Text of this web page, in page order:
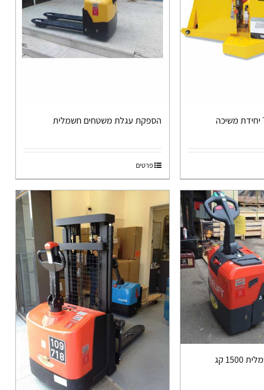
Tug TMS30/1650 יחידת משיכה
הספקת עגלת משטחים חשמלית
פרטים
עגלת משטחים חשמלית 1500 קג